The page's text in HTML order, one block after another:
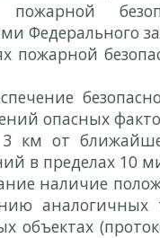
Федерального
пожарной
опасных
3 км от
в пределах 10
наличие
объектах